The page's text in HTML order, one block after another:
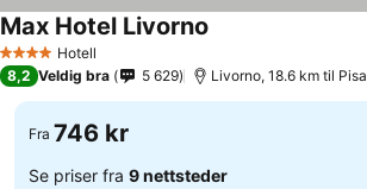
4 StjernerHotell
Max Hotel Livorno
8,2 Veldig bra 5 629 Livorno, 18.6 km til Pisa
Fra 746 kr
Se priser fra 9 nettsteder